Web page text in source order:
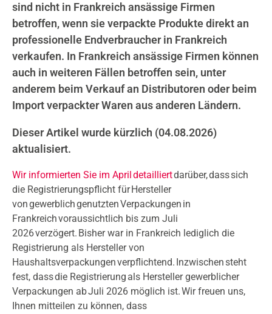
sind nicht in Frankreich ansässige Firmen
betroffen, wenn sie verpackte Produkte direkt an
professionelle Endverbraucher in Frankreich
verkaufen. In Frankreich ansässige Firmen können
auch in weiteren Fällen betroffen sein, unter
anderem beim Verkauf an Distributoren oder beim
Import verpackter Waren aus anderen Ländern.
Dieser Artikel wurde kürzlich (04.08.2026)
aktualisiert.
Wir informierten Sie im April detailliertdarüber, dass sich
die Registrierungspflicht für Hersteller
von gewerblich genutzten Verpackungen in
Frankreich voraussichtlich bis zum Juli
2026 verzögert. Bisher war in Frankreich lediglich die
Registrierung als Hersteller von
Haushaltsverpackungen verpflichtend. Inzwischen steht
fest, dass die Registrierung als Hersteller gewerblicher
Verpackungen ab Juli 2026 möglich ist. Wir freuen uns,
Ihnen mitteilen zu können, dass